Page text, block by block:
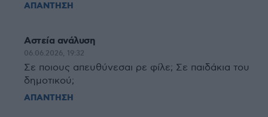
ΑΠΑΝΤΗΣΗ
Αστεία ανάλυση
06.06.2026, 19:32
Σε ποιους απευθύνεσαι ρε φίλε; Σε παιδάκια του
δημοτικού;
ΑΠΑΝΤΗΣΗ